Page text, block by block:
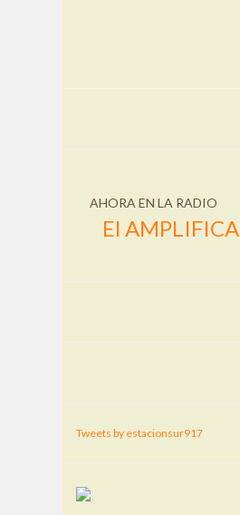
AHORA EN LA RADIO
El
Tweets by estacionsur917